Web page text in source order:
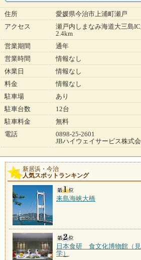
住所
愛媛県今治市上浦町瀬戸
アクセス
瀬戸内しまなみ海道大三島
2.4km
営業期間
通年
営業時間
情報なし
休業日
情報なし
料金
情報なし
駐車場
あり
駐車台数
12台
駐車料金
無料
電話
0898-25-2601
JBハイウェイサービス株式
新居浜・今治
人気スポットランキング
来島海峡大橋
日本食研 食文化博物館（見
学）